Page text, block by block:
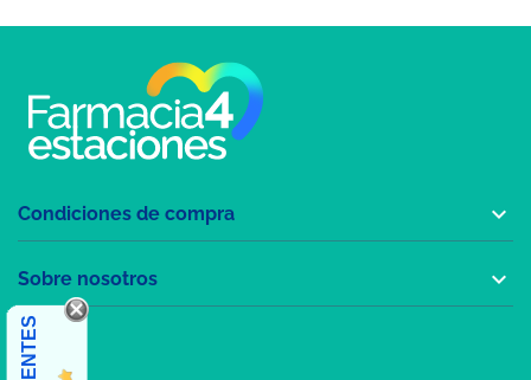
Condiciones de compra 
Sobre nosotros 